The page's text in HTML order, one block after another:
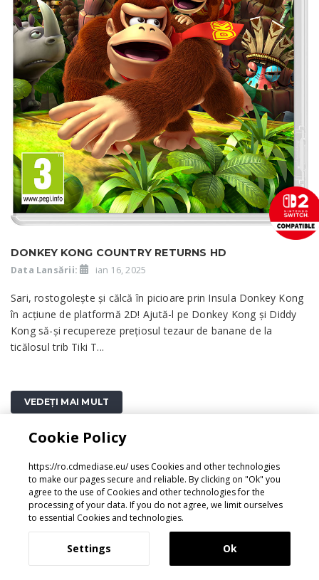
DONKEY KONG COUNTRY RETURNS HD
Data Lansării: ian 16, 2025
Sari, rostogolește și călcă în picioare prin Insula Donkey Kong
în acțiune de platformă 2D! Ajută-l pe Donkey Kong și Diddy
Kong să-și recupereze prețiosul tezaur de banane de la
ticălosul trib Tiki T...
VEDEȚI MAI MULT
Cookie Policy
https://ro.cdmediase.eu/ uses Cookies and other technologies
to make our pages secure and reliable. By clicking on "Ok" you
agree to the use of Cookies and other technologies for the
processing of your data. If you do not agree, we limit ourselves
to essential Cookies and technologies.
Settings Ok